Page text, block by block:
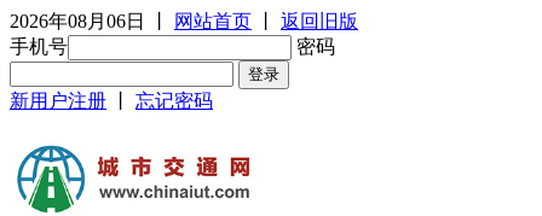
2026年08月06日 网站首页
返回旧版
手机号
密码
新用户注册 忘记密码